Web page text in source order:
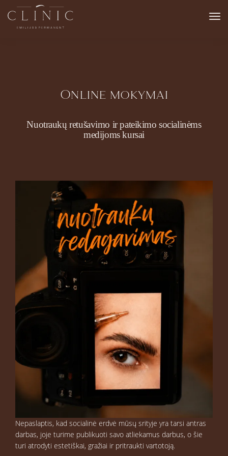
Online mokymai
Nuotraukų retušavimo ir pateikimo socialinėms
medijoms kursai
Nepaslaptis, kad socialinė erdvė mūsų srityje yra tarsi antras
darbas, joje turime publikuoti savo atliekamus darbus, o šie
turi atrodyti estetiškai, gražiai ir pritraukti vartotoją.